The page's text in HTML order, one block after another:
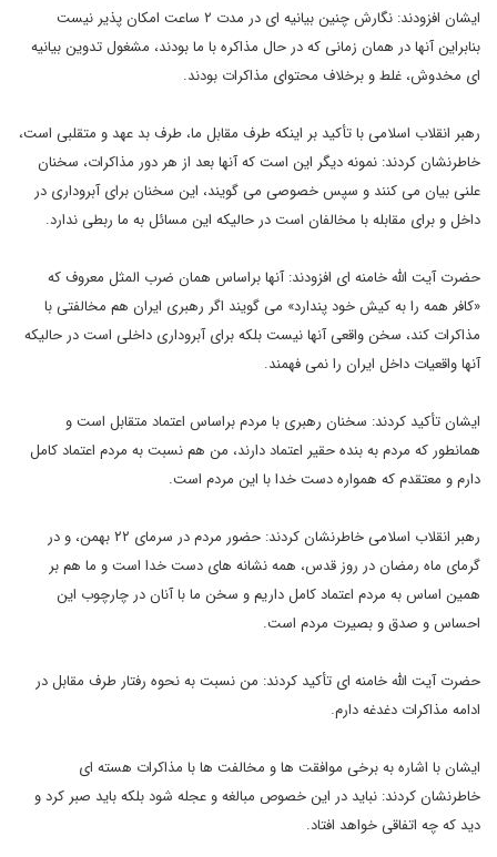
ایشان افزودند: نگارش چنین بیانیه ای در مدت ۲ ساعت امکان پذیر نیست
بنابراین آنها در همان زمانی که در حال مذاکره با ما بودند، مشغول تدوین بیانیه
ای مخدوش، غلط و برخلاف محتوای مذاکرات بودند.
رهبر انقلاب اسلامی با تأکید بر اینکه طرف مقابل ما، طرف بد عهد و متقلبی است،
خاطرنشان کردند: نمونه دیگر این است که آنها بعد از هر دور مذاکرات، سخنان
علنی بیان می کنند و سپس خصوصی می گویند، این سخنان برای آبروداری در
داخل و برای مقابله با مخالفان است در حالیکه این مسائل به ما ربطی ندارد.
حضرت آیت الله خامنه ای افزودند: آنها براساس همان ضرب المثل معروف که
«کافر همه را به کیش خود پندارد» می گویند اگر رهبری ایران هم مخالفتی با
مذاکرات کند، سخن واقعی آنها نیست بلکه برای آبروداری داخلی است در حالیکه
آنها واقعیات داخل ایران را نمی فهمند.
ایشان تأکید کردند: سخنان رهبری با مردم براساس اعتماد متقابل است و
همانطور که مردم به بنده حقیر اعتماد دارند، من هم نسبت به مردم اعتماد کامل
دارم و معتقدم که همواره دست خدا با این مردم است.
رهبر انقلاب اسلامی خاطرنشان کردند: حضور مردم در سرمای ۲۲ بهمن، و در
گرمای ماه رمضان در روز قدس، همه نشانه های دست خدا است و ما هم بر
همین اساس به مردم اعتماد کامل داریم و سخن ما با آنان در چارچوب این
احساس و صدق و بصیرت مردم است.
حضرت آیت الله خامنه ای تأکید کردند: من نسبت به نحوه رفتار طرف مقابل در
ادامه مذاکرات دغدغه دارم.
ایشان با اشاره به برخی موافقت ها و مخالفت ها با مذاکرات هسته ای
خاطرنشان کردند: نباید در این خصوص مبالغه و عجله شود بلکه باید صبر کرد و
دید که چه اتفاقی خواهد افتاد.